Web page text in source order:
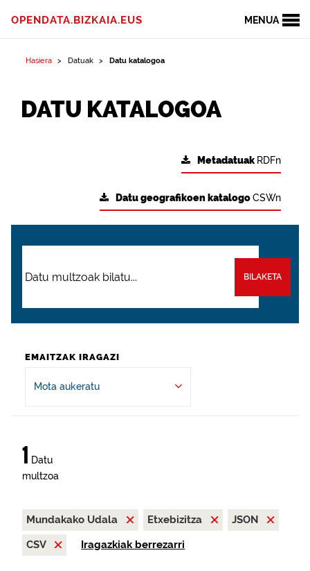
MENUA
OPENDATA.BIZKAIA.EUS
Hasiera Datuak Datu katalogoa
DATU KATALOGOA
Metadatuak RDFn
Datu geografikoen katalogoCSWn
BILAKETA
EMAITZAK IRAGAZI
Mota aukeratu
1 Datu
multzoa
Mundakako Udala Etxebizitza
JSON
CSV
Iragazkiak berrezarri